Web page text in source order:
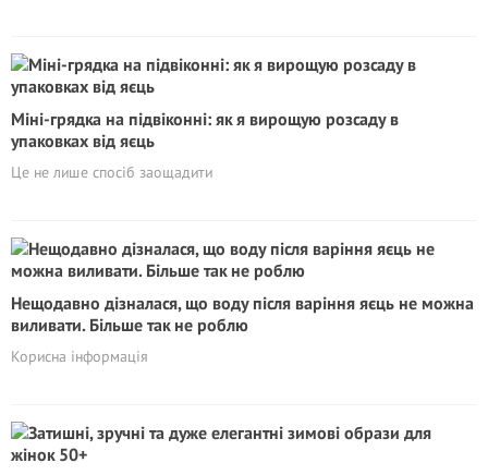
Міні-грядка на підвіконні: як я вирощую розсаду в
упаковках від яєць
Це не лише спосіб заощадити
Нещодавно дізналася, що воду після варіння яєць не можна
виливати. Більше так не роблю
Корисна інформація